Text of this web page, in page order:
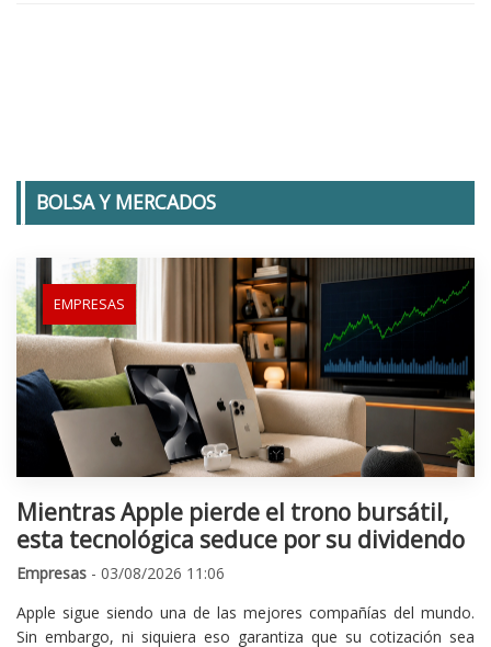
BOLSA Y MERCADOS
EMPRESAS
Mientras Apple pierde el trono bursátil,
esta tecnológica seduce por su dividendo
Empresas - 03/08/2026 11:06
Apple sigue siendo una de las mejores compañías del mundo.
Sin embargo, ni siquiera eso garantiza que su cotización sea